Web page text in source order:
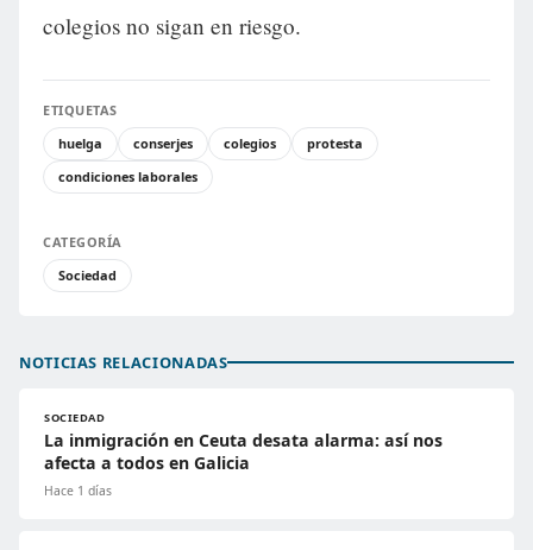
colegios no sigan en riesgo.
ETIQUETAS
huelga
conserjes colegios
protesta
condiciones laborales
CATEGORÍA
Sociedad
NOTICIAS RELACIONADAS
SOCIEDAD
La inmigración en Ceuta desata alarma: así nos
afecta a todos en Galicia
Hace 1 días